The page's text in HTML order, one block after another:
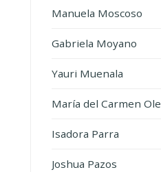
Manuela Moscoso
Gabriela Moyano
Yauri Muenala
María del Carmen
Isadora Parra
Joshua Pazos